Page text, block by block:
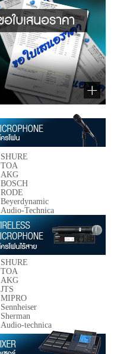
SHURE
TOA
AKG
BOSCH
RODE
Beyerdynamic
Audio-Technica
SHURE
TOA
AKG
JTS
MIPRO
Sennheiser
Sherman
Audio-technica